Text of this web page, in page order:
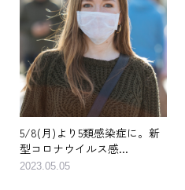
5/8(月)より5類感染症に。新
型コロナウイルス感...
2023.05.05